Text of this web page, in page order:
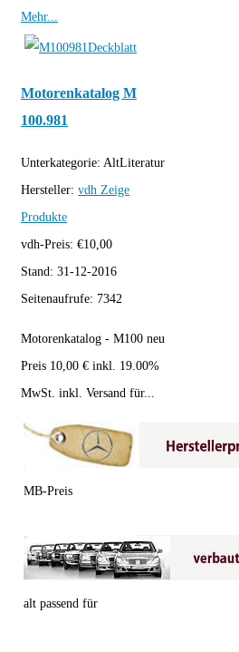
Mehr...
Motorenkatalog M
100.981
Unterkategorie: AltLiteratur
Hersteller: vdh Zeige
Produkte
vdh-Preis: €10,00
Stand: 31-12-2016
Seitenaufrufe: 7342
Motorenkatalog - M100 neu
Preis 10,00 € inkl. 19.00%
MwSt. inkl. Versand für...
MB-Preis
alt passend für